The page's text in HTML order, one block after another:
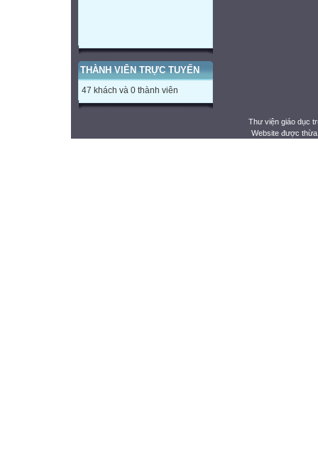
THÀNH VIÊN TRỰC TUYẾN
47 khách và 0 thành viên
Thư viện giáo dục
Website được